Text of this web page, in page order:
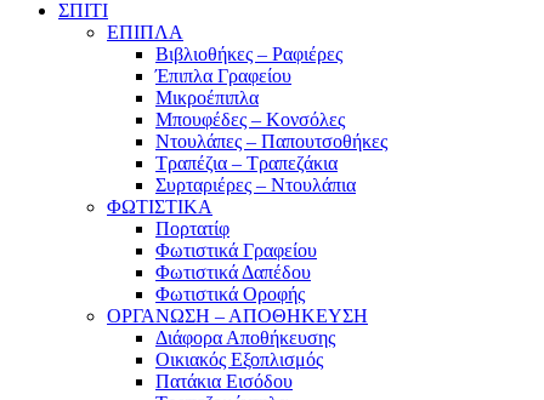
ΣΠΙΤΙ
ΕΠΙΠΛΑ
Βιβλιοθήκες – Ραφιέρες
Έπιπλα Γραφείου
Μικροέπιπλα
Μπουφέδες – Κονσόλες
Ντουλάπες – Παπουτσοθήκες
Τραπέζια – Τραπεζάκια
Συρταριέρες – Ντουλάπια
ΦΩΤΙΣΤΙΚΑ
Πορτατίφ
Φωτιστικά Γραφείου
Φωτιστικά Δαπέδου
Φωτιστικά Οροφής
ΟΡΓΑΝΩΣΗ – ΑΠΟΘΗΚΕΥΣΗ
Διάφορα Αποθήκευσης
Οικιακός Εξοπλισμός
Πατάκια Εισόδου